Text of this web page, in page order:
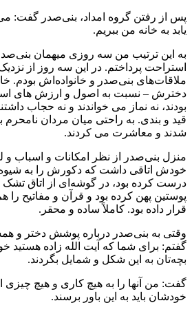
پس از رفتن گروه امداد، بنى‏‌صدر گفت:
یابد به خانه من ببریم.
به این ‏ترتیب من سه روزى ‏میهمان
استراحت پرداختم.‏ در این سه روز از
ملاقات‌هاى بنى‏‌صدر و ‏خانواده‌اش بودم.
دخترش – نسبت به اصول و ارزش‏ هاى
بودند، نه نماز مى‏ خواندند و نه حجاب
قید و بندى. به راحتى میان مردان
شدند و ‏معاشرت مى‏ کردند.
منزل بنى‌صدر از نظر امکانات و اسباب ‏و
خودش اتاقى ‏داشت که دکورش را به شیوه
درست کرده بود، در گوشه‏‌اى از اتاق تشک
پوستین پهن کرده بود و قرآن و مفاتیح را
‏قرار داده بود. کاملاً ‏ساده و محقر.‏
وقتى به بنى‏‌صدر درباره پوشش دختر و
گفتم: براى شما که آیت‌ الله‏ زاده
بچه‏‌تان به این شکل و شمایل بگردند.
گفت: من آنها را به ‏هیچ کارى و ‏هیچ‌ چیزى
خودشان باید به این ‏باور برسند.